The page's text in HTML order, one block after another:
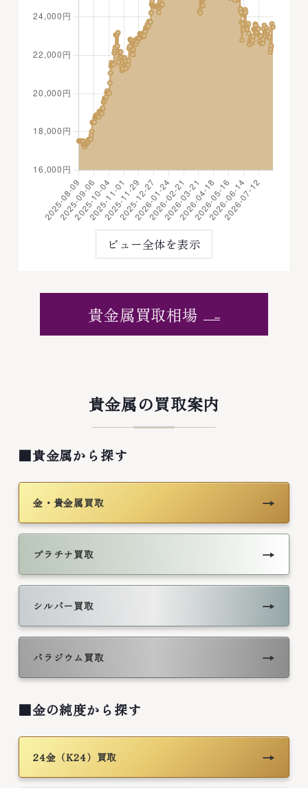
ビュー全体を表示
貴金属買取相場
貴金属の買取案内
■貴金属から探す
金・貴金属買取 →
プラチナ買取 →
シルバー買取 →
パラジウム買取 →
■金の純度から探す
24金（K24）買取 →